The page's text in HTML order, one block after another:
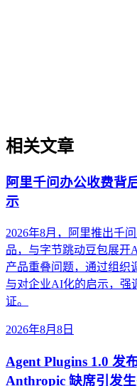
相关文章
阿里千问办公收费背
示
2026年8月，阿里推出千
品，与字节跳动豆包展开
产品重叠问题，通过组织
与对企业AI化的启示，强
证。
2026年8月8日
Agent Plugins 1.0 发
Anthropic 缺席引发